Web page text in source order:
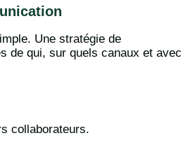
Une stratégie de
de qui, sur quels canaux et avec
collaborateurs.